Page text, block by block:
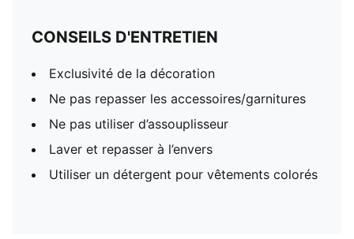
CONSEILS D'ENTRETIEN
Exclusivité de la décoration
Ne pas repasser les accessoires/garnitures
Ne pas utiliser d’assouplisseur
Laver et repasser à l’envers
Utiliser un détergent pour vêtements colorés